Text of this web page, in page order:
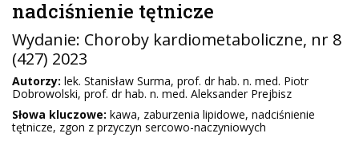
nadciśnienie tętnicze
Wydanie: Choroby kardiometaboliczne, nr 8
(427) 2023
Autorzy: lek. Stanisław Surma, prof. dr hab. n. med. Piotr
Dobrowolski, prof. dr hab. n. med. Aleksander Prejbisz
Słowa kluczowe: kawa, zaburzenia lipidowe, nadciśnienie
tętnicze, zgon z przyczyn sercowo-naczyniowych